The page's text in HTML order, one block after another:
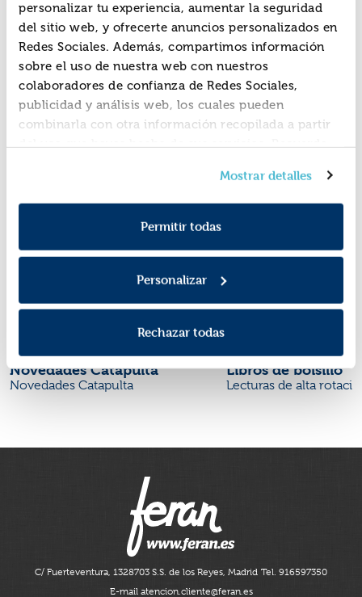
personalizar tu experiencia, aumentar la seguridad
del sitio web, y ofrecerte anuncios personalizados en
Redes Sociales. Además, compartimos información
sobre el uso de nuestra web con nuestros
colaboradores de confianza de Redes Sociales,
publicidad y análisis web, los cuales pueden
combinarla con otra información recopilada a partir
consentimiento en cualquier momento. Para más
información consulta laPolítica de Cookiesy la
Política de Privacidad.
Mostrar detalles
Permitir todas
Personalizar
Rechazar todas
Promociones
Novedades Catapulta
Novedades Catapulta
Libros de bolsillo
Lecturas de alta
C/ Fuerteventura, 1328703 S.S. de los Reyes, Madrid Tel. 916597350
E-mail atencion.cliente@feran.es